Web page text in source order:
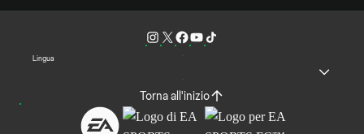
Lingua
Torna all'inizio